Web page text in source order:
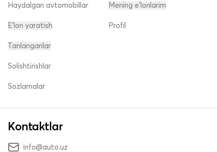
Haydalgan avtomobillar
E'lon yaratish
Mening e'lonlarim
Profil
Tanlanganlar
Solishtirishlar
Sozlamalar
Kontaktlar
info@auto.uz